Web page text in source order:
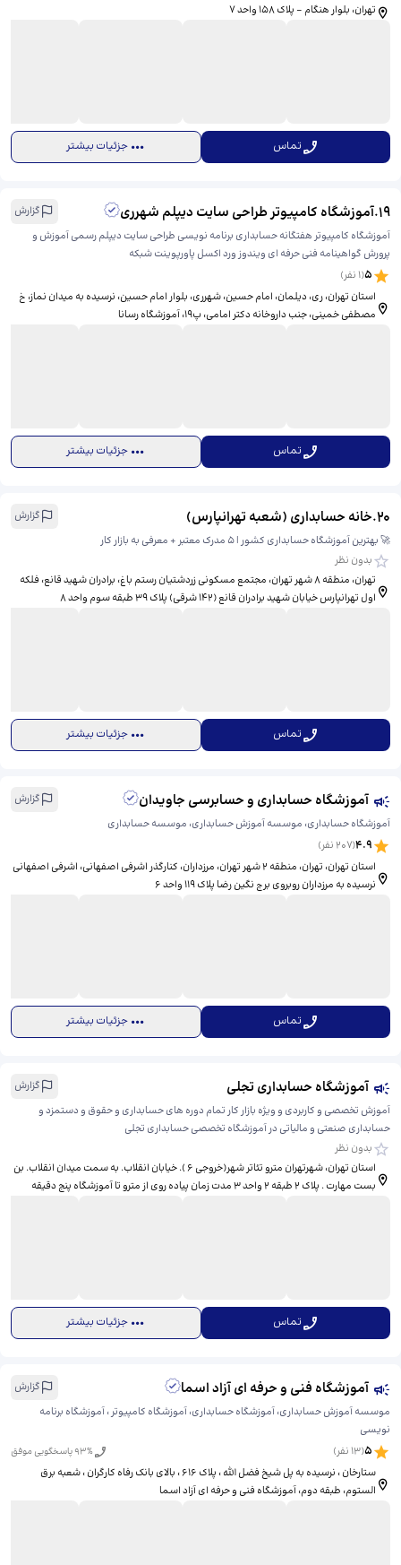
تهران، بلوار هنگام - پلاک 158 واحد 7
تماس جزئیات بیشتر
19
.آموزشگاه کامپیوتر طراحی سایت دیپلم شهرری
گزارش
آموزشگاه کامپیوتر هفتگانه حسابداری برنامه نویسی طراحی سایت دیپلم رسمی آموزش و
پرورش گواهینامه فنی حرفه ای ویندوز ورد اکسل پاورپوینت شبکه
5
(
1 نفر)
استان تهران، ری، دیلمان، امام حسین، ​شهرری، بلوار امام حسین، نرسیده به میدان نماز، خ
مصطفی خمینی، جنب داروخانه دکتر امامی، پ19، آموزشگاه رسانا
تماس جزئیات بیشتر
20
.خانه حسابداری (شعبه تهرانپارس)
گزارش
🚀 بهترین آموزشگاه حسابداری کشور | ۵ مدرک معتبر + معرفی به بازار کار
بدون نظر
تهران، منطقه ۸ شهر تهران، مجتمع مسکونی زردشتیان رستم باغ، برادران شهید قانع، ​فلکه
اول تهرانپارس خیابان شهید برادران قانع (۱۴۲ شرقی) پلاک ۳۹ طبقه سوم واحد ۸
تماس جزئیات بیشتر
آموزشگاه حسابداری و حسابرسی جاویدان
گزارش
آموزشگاه حسابداری، موسسه آموزش حسابداری، موسسه حسابداری
4.9
(
207نفر)
استان تهران، تهران، منطقه ۲ شهر تهران، مرزداران، کنارگذر اشرفی اصفهانی، ​اشرفی اصفهانی
نرسیده به مرزداران روبروی برج نگین رضا پلاک 119 واحد 6
تماس جزئیات بیشتر
آموزشگاه حسابداری تجلی
گزارش
آموزش تخصصی و کاربردی و ویژه بازار کار تمام دوره های حسابداری و حقوق و دستمزد و
حسابداری صنعتی و مالیاتی در آموزشگاه تخصصی حسابداری تجلی
بدون نظر
استان تهران، شهرتهران مترو تئاتر شهر(خروجی ۶ ). خیابان انقلاب. به سمت میدان انقلاب. بن
بست مهارت . پلاک ۲ طبقه ۲ واحد ۳ مدت زمان پیاده روی از مترو تا آموزشگاه پنج دقیقه
تماس جزئیات بیشتر
آموزشگاه فنی و حرفه ای آزاد اسما
گزارش
موسسه آموزش حسابداری، آموزشگاه حسابداری، آموزشگاه کامپیوتر ، آموزشگاه برنامه
نویسی
5
(
13 نفر) 93% پاسخگویی موفق
ستارخان ، نرسیده به پل شیخ فضل الله ، پلاک 616 ، بالای بانک رفاه کارگران ، شعبه برق
الستوم، طبقه دوم، آموزشگاه فنی و حرفه ای آزاد اسما